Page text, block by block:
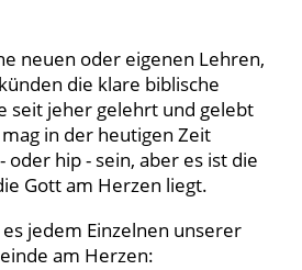
neuen oder eigenen Lehren,
die klare biblische
seit jeher gelehrt und gelebt
in der heutigen Zeit
oder hip - sein, aber es ist die
Gott am Herzen liegt.
jedem Einzelnen unserer
am Herzen: